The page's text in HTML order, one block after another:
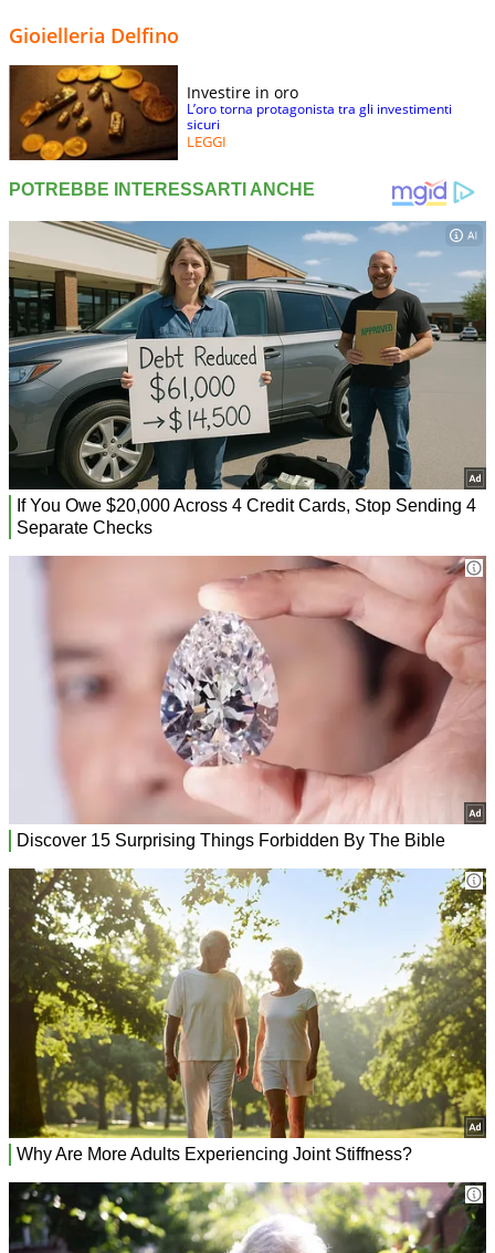
Gioielleria Delfino
Investire in oro
L’oro torna protagonista tra gli investimenti
sicuri
LEGGI